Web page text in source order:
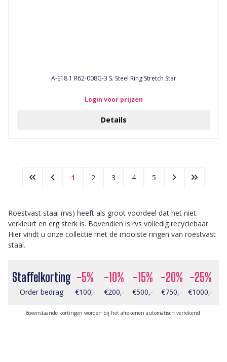
A-E18.1 R62-008G-3 S. Steel Ring Stretch Star
Login voor prijzen
Details
1 2 3 4 5
Roestvast staal (rvs) heeft als groot voordeel dat het niet
verkleurt en erg sterk is. Bovendien is rvs volledig recyclebaar.
Hier vindt u onze collectie met de mooiste ringen van roestvast
staal.
Staffelkorting -5% -10% -15% -20% -25%
Order bedrag €100,- €200,- €500,- €750,- €1000,-
Bovenstaande kortingen worden bij het afrekenen automatisch verrekend.